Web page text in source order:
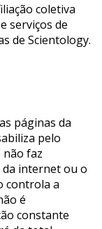
coletiva
serviços de
de Scientology.
páginas da
pelo
faz
da internet ou o
controla a
é
constante